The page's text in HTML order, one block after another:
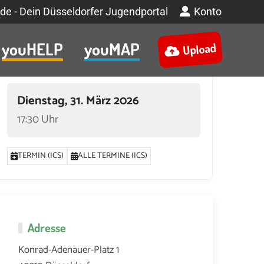
- Dein Düsseldorfer Jugendportal Konto
youHELP youMAP Upload
Dienstag, 31. März 2026
17:30 Uhr
TERMIN (ICS) ALLE TERMINE (ICS)
Adresse
Konrad-Adenauer-Platz 1